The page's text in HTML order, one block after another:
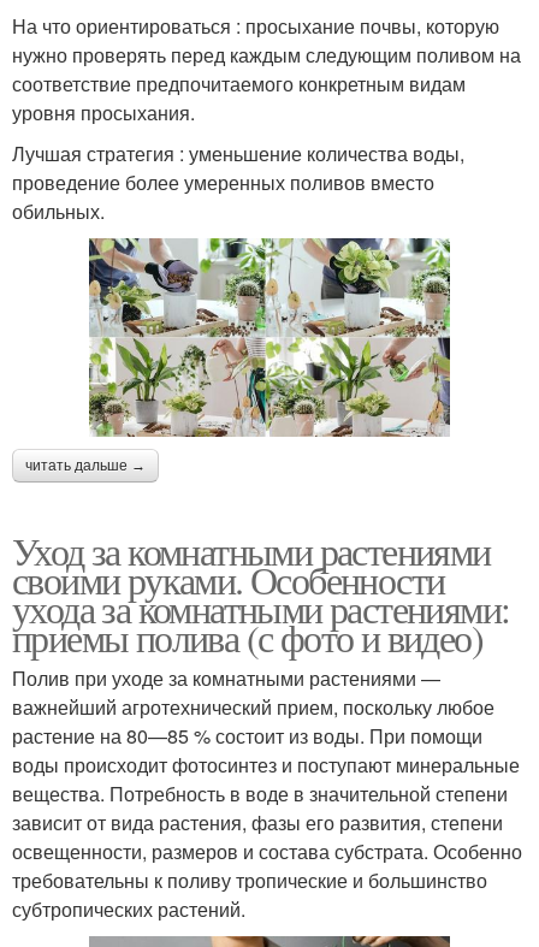
На что ориентироваться : просыхание почвы, которую
нужно проверять перед каждым следующим поливом на
соответствие предпочитаемого конкретным видам
уровня просыхания.
Лучшая стратегия : уменьшение количества воды,
проведение более умеренных поливов вместо
обильных.
читать дальше →
Уход за комнатными растениями
своими руками. Особенности
ухода за комнатными растениями:
приемы полива (с фото и видео)
Полив при уходе за комнатными растениями —
важнейший агротехнический прием, поскольку любое
растение на 80—85 % состоит из воды. При помощи
воды происходит фотосинтез и поступают минеральные
вещества. Потребность в воде в значительной степени
зависит от вида растения, фазы его развития, степени
освещенности, размеров и состава субстрата. Особенно
требовательны к поливу тропические и большинство
субтропических растений.